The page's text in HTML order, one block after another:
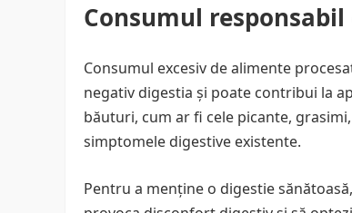
Consumul
Consumul excesiv de alimente
negativ digestia și poate contribui la
băuturi, cum ar fi cele picante,
simptomele digestive existente.
Pentru a menține o digestie